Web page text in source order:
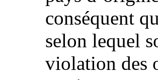
conséquent
selon lequel
violation des